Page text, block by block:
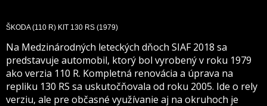
ŠKODA (110 R) KIT 130 RS (1979)
Na Medzinárodných leteckých dňoch SIAF 2018 sa
predstavuje automobil, ktorý bol vyrobený v roku 1979
ako verzia 110 R. Kompletná renovácia a úprava na
repliku 130 RS sa uskutočňovala od roku 2005. Ide o rely
verziu, ale pre občasné využívanie aj na okruhoch je